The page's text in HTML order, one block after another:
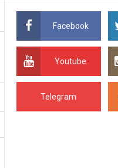
Facebook
Youtube
Telegram